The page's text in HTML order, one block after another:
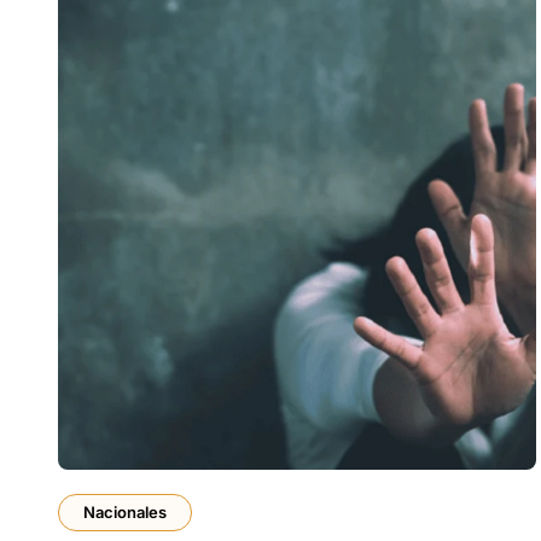
Nacionales